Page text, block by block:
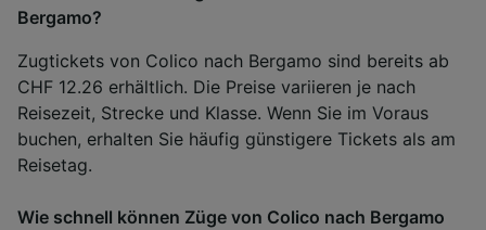
Bergamo?
Zugtickets von Colico nach Bergamo sind bereits ab
CHF 12.26 erhältlich. Die Preise variieren je nach
Reisezeit, Strecke und Klasse. Wenn Sie im Voraus
buchen, erhalten Sie häufig günstigere Tickets als am
Reisetag.
Wie schnell können Züge von Colico nach Bergamo